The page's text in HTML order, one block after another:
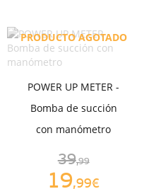
PRODUCTO AGOTADO
POWER UP METER -
Bomba de succión
con manómetro
39,99
19,99€